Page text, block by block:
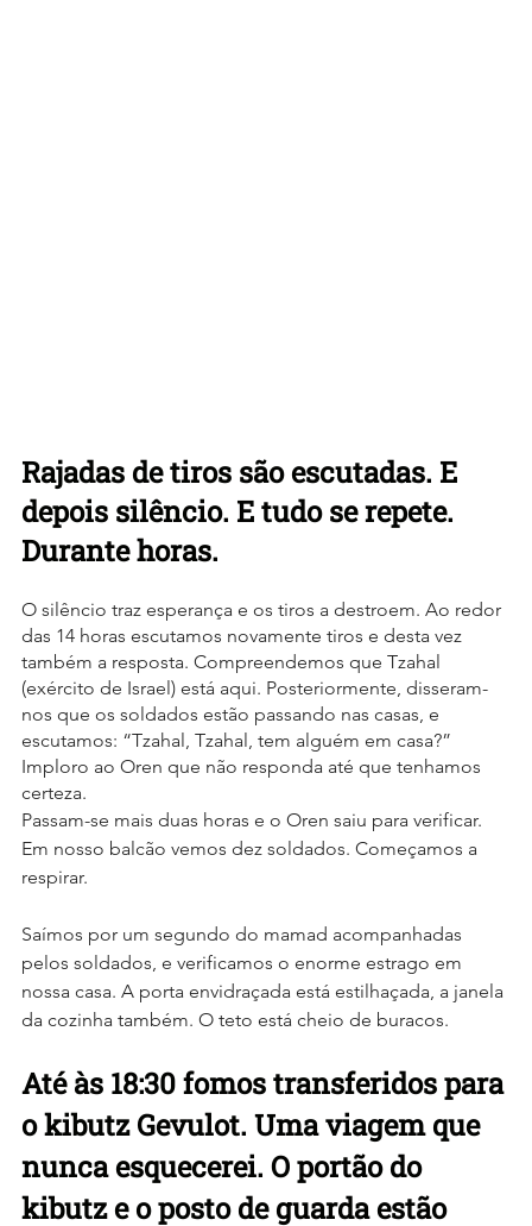
Rajadas de tiros são escutadas. E
depois silêncio. E tudo se repete.
Durante horas.
O silêncio traz esperança e os tiros a destroem. Ao redor
das 14 horas escutamos novamente tiros e desta vez
também a resposta. Compreendemos que Tzahal
(exército de Israel) está aqui. Posteriormente, disseram-
nos que os soldados estão passando nas casas, e
escutamos: “Tzahal, Tzahal, tem alguém em casa?”
Imploro ao Oren que não responda até que tenhamos
certeza.
Passam-se mais duas horas e o Oren saiu para verificar.
Em nosso balcão vemos dez soldados. Começamos a
respirar.
Saímos por um segundo do mamad acompanhadas
pelos soldados, e verificamos o enorme estrago em
nossa casa. A porta envidraçada está estilhaçada, a janela
da cozinha também. O teto está cheio de buracos.
Até às 18:30 fomos transferidos para
o kibutz Gevulot. Uma viagem que
nunca esquecerei. O portão do
kibutz e o posto de guarda estão